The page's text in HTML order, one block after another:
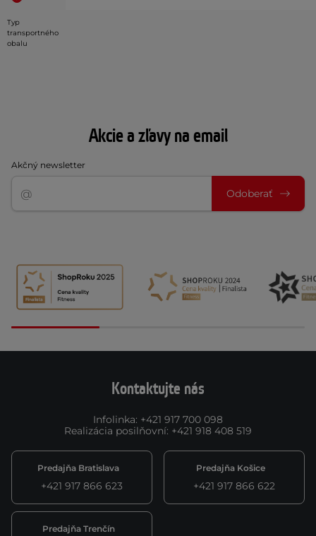
Typ
transportného
obalu
Akcie a zľavy na email
Akčný newsletter
Odoberať
Kontaktujte nás
Infolinka: +421 917 700 098
Realizácia posilňovní: +421 918 408 519
Predajňa Bratislava
+421 917 866 623
Predajňa Košice
+421 917 866 622
Predajňa Trenčín